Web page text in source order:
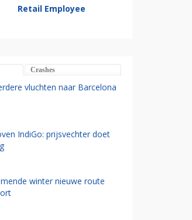
Retail Employee
Crashes
vluchten naar Barcelona
IndiGo: prijsvechter doet
winter nieuwe route